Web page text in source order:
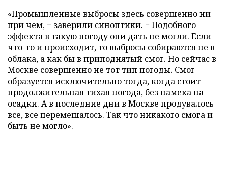
«Промышленные выбросы здесь совершенно ни
при чем, − заверили синоптики. − Подобного
эффекта в такую погоду они дать не могли. Если
что-то и происходит, то выбросы собираются не в
облака, а как бы в приподнятый смог. Но сейчас в
Москве совершенно не тот тип погоды. Смог
образуется исключительно тогда, когда стоит
продолжительная тихая погода, без намека на
осадки. А в последние дни в Москве продувалось
все, все перемешалось. Так что никакого смога и
быть не могло».